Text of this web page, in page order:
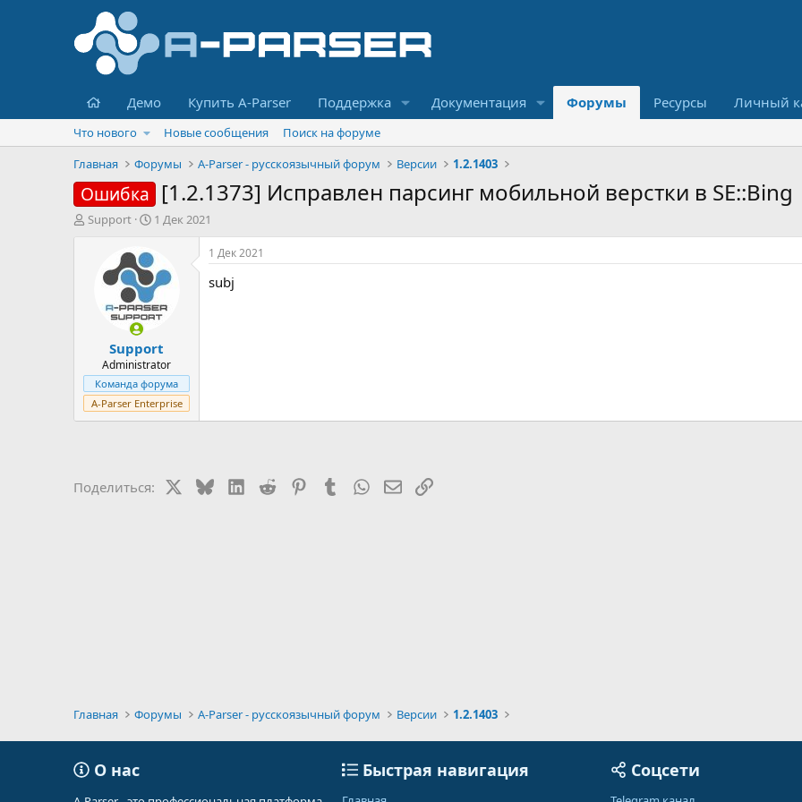
Главная
Демо Купить A-Parser Поддержка Документация Форумы Ресурсы Личный
Что нового Новые сообщения
Поиск на форуме
Главная
Форумы A-Parser - русскоязычный форум Версии 1.2.1403
Ошибка [1.2.1373] Исправлен парсинг мобильной верстки в SE::Bing
А
Support
Д
а
н
а
ч
л
а
1 Дек 2021
Support
Administrator
Команда форума
A-Parser Enterprise
1 Дек 2021
subj
Поделиться: BlueskyLinkedIn
Reddit PinterestTumblrWhatsAppЭлектронная почта
Ссылка
Главная Форумы A-Parser - русскоязычный форум Версии 1.2.1403
О нас Быстрая навигация Соцсети